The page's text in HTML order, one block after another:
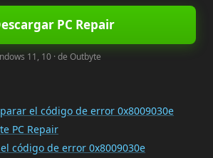
PC Repair
11, 10 · de Outbyte
el código de error 0x8009030e
PC Repair
código de error 0x8009030e